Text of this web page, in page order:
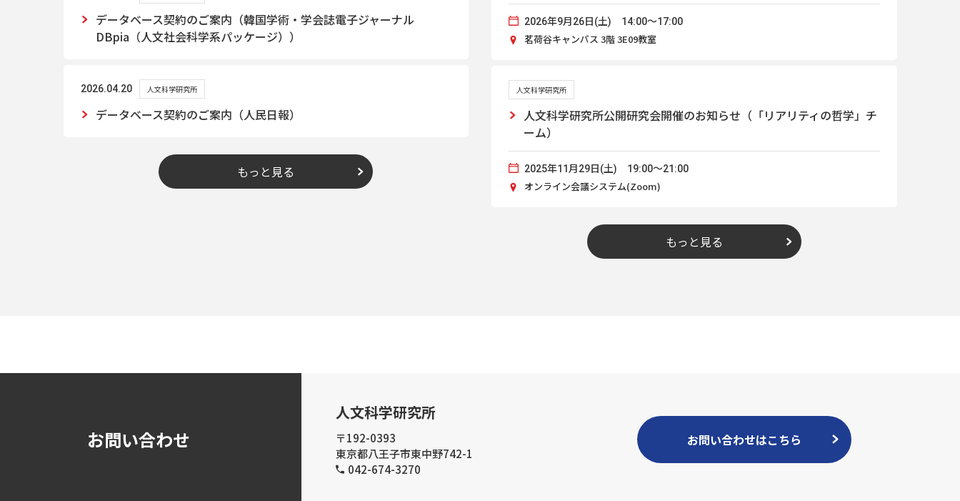
データベース契約のご案内（韓国学術・学会誌電子ジャーナル
DBpia（人文社会科学系パッケージ））
2026.04.20 人文科学研究所
データベース契約のご案内（人民日報）
もっと見る
2026年9月26日(土) 14:00～17:00
茗荷谷キャンパス 3階 3E09教室
人文科学研究所
人文科学研究所公開研究会開催のお知らせ（「リアリティの哲学」チ
ーム）
2025年11月29日(土) 19:00～21:00
オンライン会議システム(Zoom)
もっと見る
お問い合わせ
人文科学研究所
〒192-0393
東京都八王子市東中野742-1
042-674-3270
お問い合わせはこちら